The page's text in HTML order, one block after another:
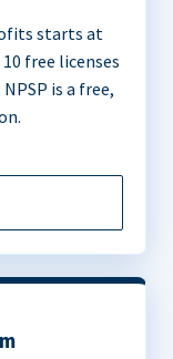
starts at
free licenses
NPSP is a free,